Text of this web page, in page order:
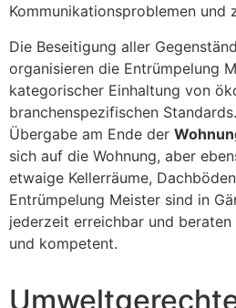
Kommunikationsproblemen und
Die Beseitigung aller
organisieren die Entrümpelung
kategorischer Einhaltung von
branchenspezifischen
Übergabe am Ende der
sich auf die Wohnung, aber
etwaige Kellerräume,
Entrümpelung Meister sind in
jederzeit erreichbar und
und kompetent.